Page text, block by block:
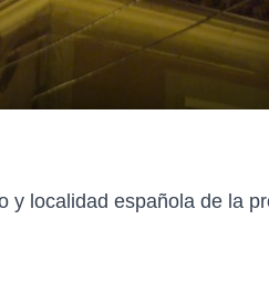
y localidad española de la